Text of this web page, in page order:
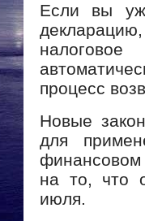
Если вы
процесс
Новые
для
на то, что
июля.